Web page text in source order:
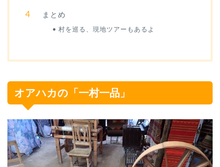
まとめ
村を巡る、現地ツアーもあるよ
オアハカの「一村一品」